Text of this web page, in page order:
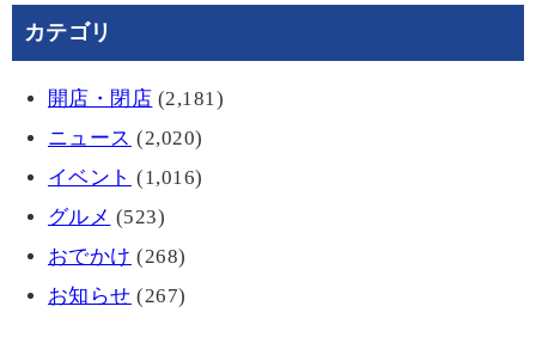
カテゴリ
開店・閉店 (2,181)
ニュース (2,020)
イベント (1,016)
グルメ (523)
おでかけ (268)
お知らせ (267)